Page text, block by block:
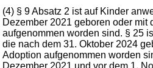
(4) § 9 Absatz 2 ist auf Kinder
Dezember 2021 geboren oder mit
aufgenommen worden sind. § 25
die nach dem 31. Oktober 2024
Adoption aufgenommen worden
Dezember 2021 und vor dem 1.